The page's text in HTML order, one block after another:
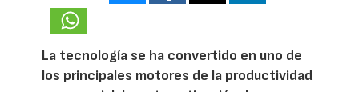
La tecnología se ha convertido en uno de
los principales motores de la productividad